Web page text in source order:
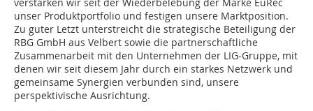
unser Produktportfolio und festigen unsere Marktposition.
Zu guter Letzt unterstreicht die strategische Beteiligung der
RBG GmbH aus Velbert sowie die partnerschaftliche
Zusammenarbeit mit den Unternehmen der LIG-Gruppe, mit
denen wir seit diesem Jahr durch ein starkes Netzwerk und
gemeinsame Synergien verbunden sind, unsere
perspektivische Ausrichtung.